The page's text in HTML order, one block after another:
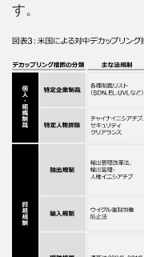
す。